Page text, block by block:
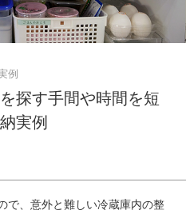
例
探す手間や時間を短
実例
で、意外と難しい冷蔵庫内の整